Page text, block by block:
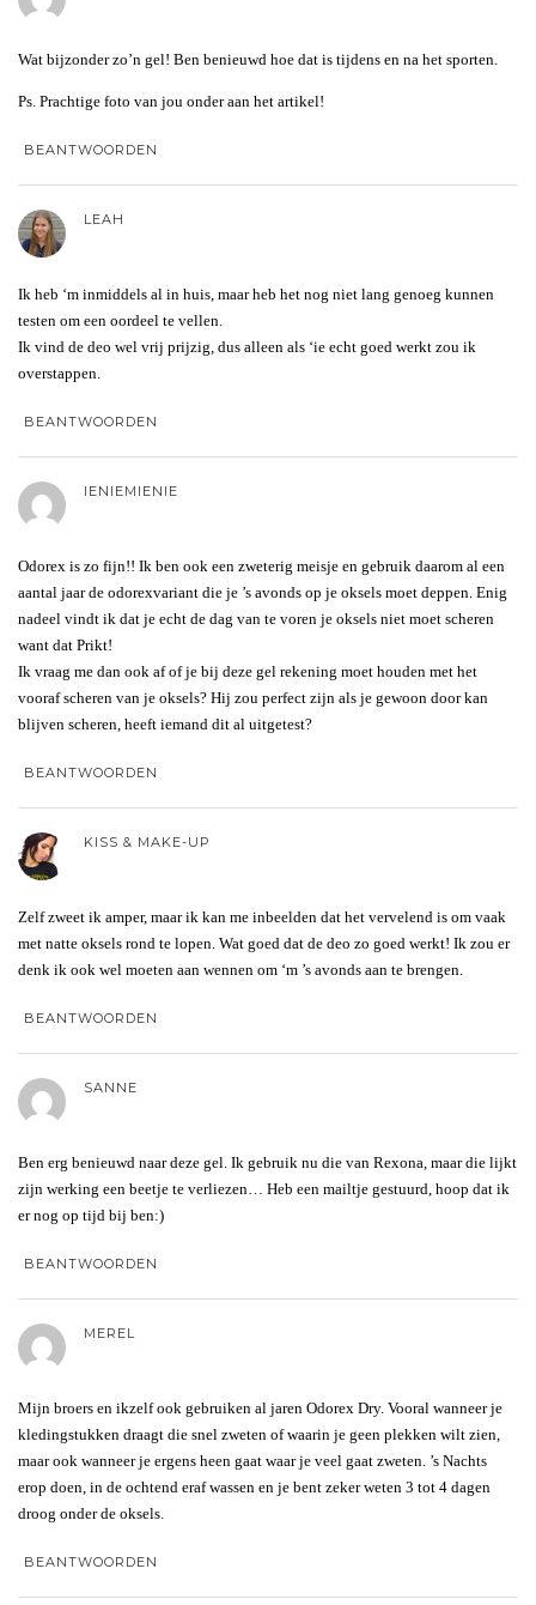
Wat bijzonder zo’n gel! Ben benieuwd hoe dat is tijdens en na het sporten.
Ps. Prachtige foto van jou onder aan het artikel!
BEANTWOORDEN
LEAH
Ik heb ‘m inmiddels al in huis, maar heb het nog niet lang genoeg kunnen
testen om een oordeel te vellen.
Ik vind de deo wel vrij prijzig, dus alleen als ‘ie echt goed werkt zou ik
overstappen.
BEANTWOORDEN
IENIEMIENIE
Odorex is zo fijn!! Ik ben ook een zweterig meisje en gebruik daarom al een
aantal jaar de odorexvariant die je ’s avonds op je oksels moet deppen. Enig
nadeel vindt ik dat je echt de dag van te voren je oksels niet moet scheren
want dat Prikt!
Ik vraag me dan ook af of je bij deze gel rekening moet houden met het
vooraf scheren van je oksels? Hij zou perfect zijn als je gewoon door kan
blijven scheren, heeft iemand dit al uitgetest?
BEANTWOORDEN
KISS & MAKE-UP
Zelf zweet ik amper, maar ik kan me inbeelden dat het vervelend is om vaak
met natte oksels rond te lopen. Wat goed dat de deo zo goed werkt! Ik zou er
denk ik ook wel moeten aan wennen om ‘m ’s avonds aan te brengen.
BEANTWOORDEN
SANNE
Ben erg benieuwd naar deze gel. Ik gebruik nu die van Rexona, maar die lijkt
zijn werking een beetje te verliezen… Heb een mailtje gestuurd, hoop dat ik
er nog op tijd bij ben:)
BEANTWOORDEN
MEREL
Mijn broers en ikzelf ook gebruiken al jaren Odorex Dry. Vooral wanneer je
kledingstukken draagt die snel zweten of waarin je geen plekken wilt zien,
maar ook wanneer je ergens heen gaat waar je veel gaat zweten. ’s Nachts
erop doen, in de ochtend eraf wassen en je bent zeker weten 3 tot 4 dagen
droog onder de oksels.
BEANTWOORDEN